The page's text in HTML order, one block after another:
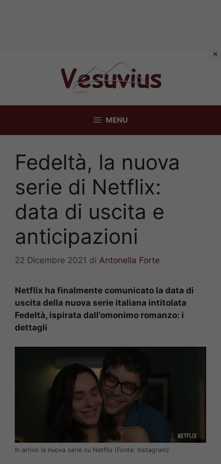
MENU
Fedeltà, la nuova
serie di Netflix:
data di uscita e
anticipazioni
22 Dicembre 2021 di Antonella Forte
Netflix ha finalmente comunicato la data di
uscita della nuova serie italiana intitolata
Fedeltà, ispirata dall’omonimo romanzo: i
dettagli
In arrivo la nuova serie su Netflix (Fonte: Instagram)